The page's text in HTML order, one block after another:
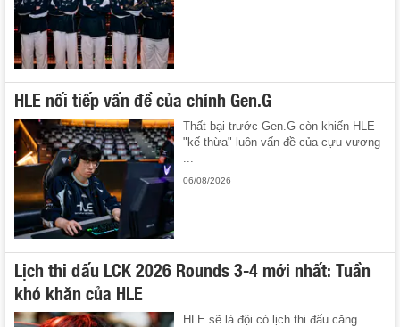
HLE nối tiếp vấn đề của chính Gen.G
Thất bại trước Gen.G còn khiến HLE
"kế thừa" luôn vấn đề của cựu vương
...
06/08/2026
Lịch thi đấu LCK 2026 Rounds 3-4 mới nhất: Tuần
khó khăn của HLE
HLE sẽ là đội có lịch thi đấu căng